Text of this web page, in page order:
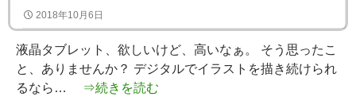
2018年10月6日
液晶タブレット、欲しいけど、高いなぁ。 そう思ったこ
と、ありませんか？ デジタルでイラストを描き続けられ
るなら…
⇒続きを読む